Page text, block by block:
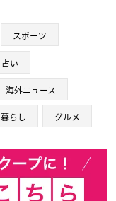
スポーツ
占い
海外ニュース
暮らし グルメ